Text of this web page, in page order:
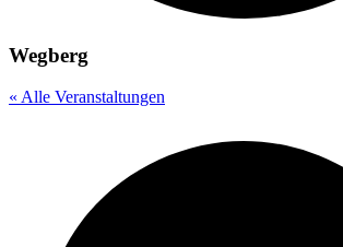
Wegberg
« Alle Veranstaltungen